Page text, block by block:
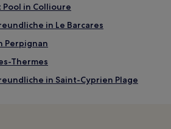
Pool in Collioure
in Le Barcares
Perpignan
Thermes
in Saint-Cyprien Plage